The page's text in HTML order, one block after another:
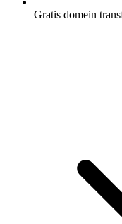
Gratis domein